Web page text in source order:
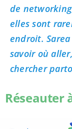
de
elles sont
endroit.
savoir où
chercher
Réseauter